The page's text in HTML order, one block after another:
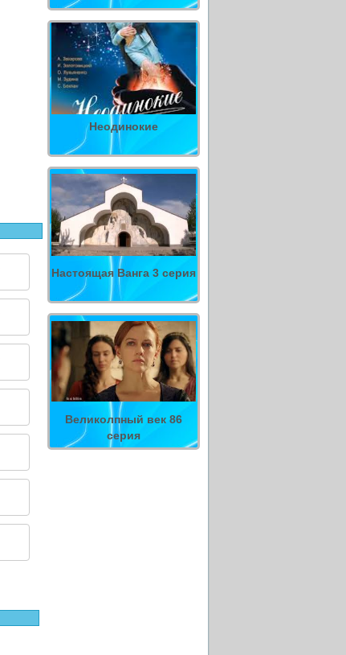
Неодинокие
Настоящая Ванга 3 серия
Великолпный век 86
серия